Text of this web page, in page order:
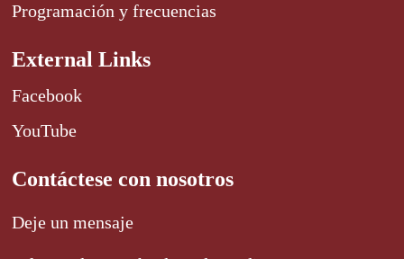
Programación y frecuencias
External Links
Facebook
YouTube
Contáctese con nosotros
Deje un mensaje